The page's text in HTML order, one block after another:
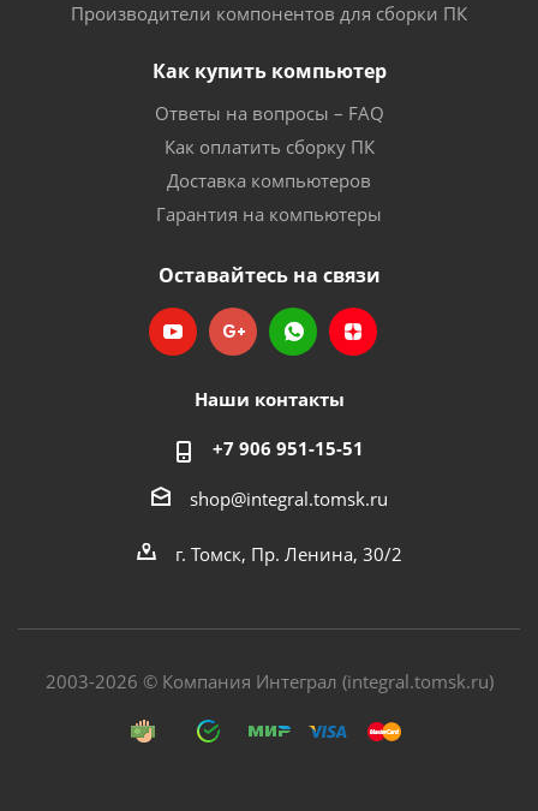
Производители компонентов для сборки ПК
Как купить компьютер
Ответы на вопросы – FAQ
Как оплатить сборку ПК
Доставка компьютеров
Гарантия на компьютеры
Оставайтесь на связи
Наши контакты
+7 906 951-15-51
shop@integral.tomsk.ru
г. Томск, Пр. Ленина, 30/2
2003-2026 © Компания Интеграл (integral.tomsk.ru)